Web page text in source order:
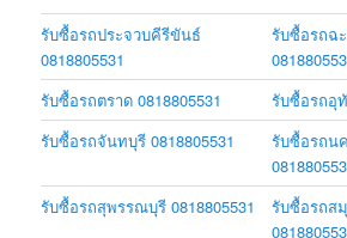
รับซื้อรถประจวบคีรีขันธ์
0818805531
รับซื้อรถฉะ
รับซื้อรถตราด 0818805531
รับซื้อรถอุ
รับซื้อรถจันทบุรี 0818805531
รับซื้อรถน
รับซื้อรถสุพรรณบุรี 0818805531
รับซื้อรถส